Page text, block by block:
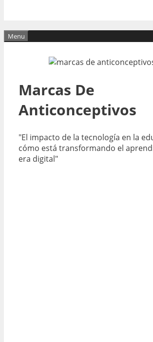
Menu
Marcas De
Anticonceptivos
"El impacto de la tecnología en la
cómo está transformando el
era digital"